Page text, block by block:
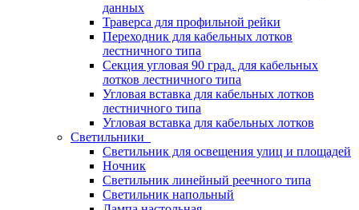
данных
Траверса для профильной рейки
Переходник для кабельных лотков
лестничного типа
Секция угловая 90 град. для кабельных
лотков лестничного типа
Угловая вставка для кабельных лотков
лестничного типа
Угловая вставка для кабельных лотков
Светильники
Светильник для освещения улиц и площадей
Ночник
Светильник линейный реечного типа
Светильник напольный